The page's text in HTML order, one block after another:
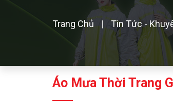
Trang Chủ Tin Tức -
Áo Mưa Thời Trang